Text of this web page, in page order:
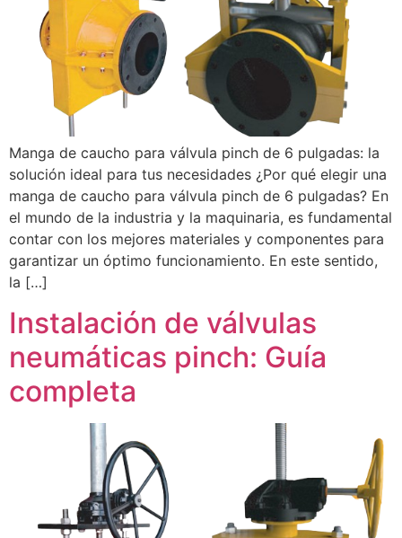
Manga de caucho para válvula pinch de 6 pulgadas: la
solución ideal para tus necesidades ¿Por qué elegir una
manga de caucho para válvula pinch de 6 pulgadas? En
el mundo de la industria y la maquinaria, es fundamental
contar con los mejores materiales y componentes para
garantizar un óptimo funcionamiento. En este sentido,
la […]
Instalación de válvulas
neumáticas pinch: Guía
completa